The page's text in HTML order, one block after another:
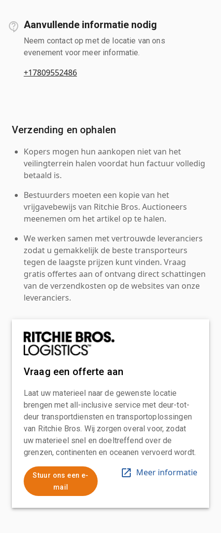
Aanvullende informatie nodig
Neem contact op met de locatie van ons
evenement voor meer informatie.
+17809552486
Verzending en ophalen
Kopers mogen hun aankopen niet van het
veilingterrein halen voordat hun factuur volledig
betaald is.
Bestuurders moeten een kopie van het
vrijgavebewijs van Ritchie Bros. Auctioneers
meenemen om het artikel op te halen.
We werken samen met vertrouwde leveranciers
zodat u gemakkelijk de beste transporteurs
tegen de laagste prijzen kunt vinden. Vraag
gratis offertes aan of ontvang direct schattingen
van de verzendkosten op de websites van onze
leveranciers.
Vraag een offerte aan
Laat uw materieel naar de gewenste locatie
brengen met all-inclusive service met deur-tot-
deur transportdiensten en transportoplossingen
van Ritchie Bros. Wij zorgen overal voor, zodat
uw materieel snel en doeltreffend over de
grenzen, continenten en oceanen vervoerd wordt.
Stuur ons een e-
mail
Meer informatie